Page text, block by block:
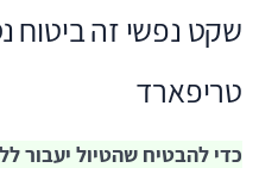
שקט נפשי זה ביטוח
טריפארד
כדי להבטיח שהטיול יעבור